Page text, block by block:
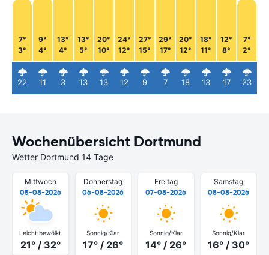
7°
3°
22
9°
4°
11
13°
4°
3
13°
5°
13
20°
10°
13
24°
12°
12
27°
15°
9
29°
17°
7
20°
12°
18
18°
11°
13
12°
8°
17
7°
2°
23
Wochenübersicht Dortmund
Wetter Dortmund 14 Tage
Mittwoch
05-08-2026
Leicht bewölkt
21° / 32°
Donnerstag
06-08-2026
Sonnig/Klar
17° / 26°
Freitag
07-08-2026
Sonnig/Klar
14° / 26°
Samstag
08-08-2026
Sonnig/Klar
16° / 30°